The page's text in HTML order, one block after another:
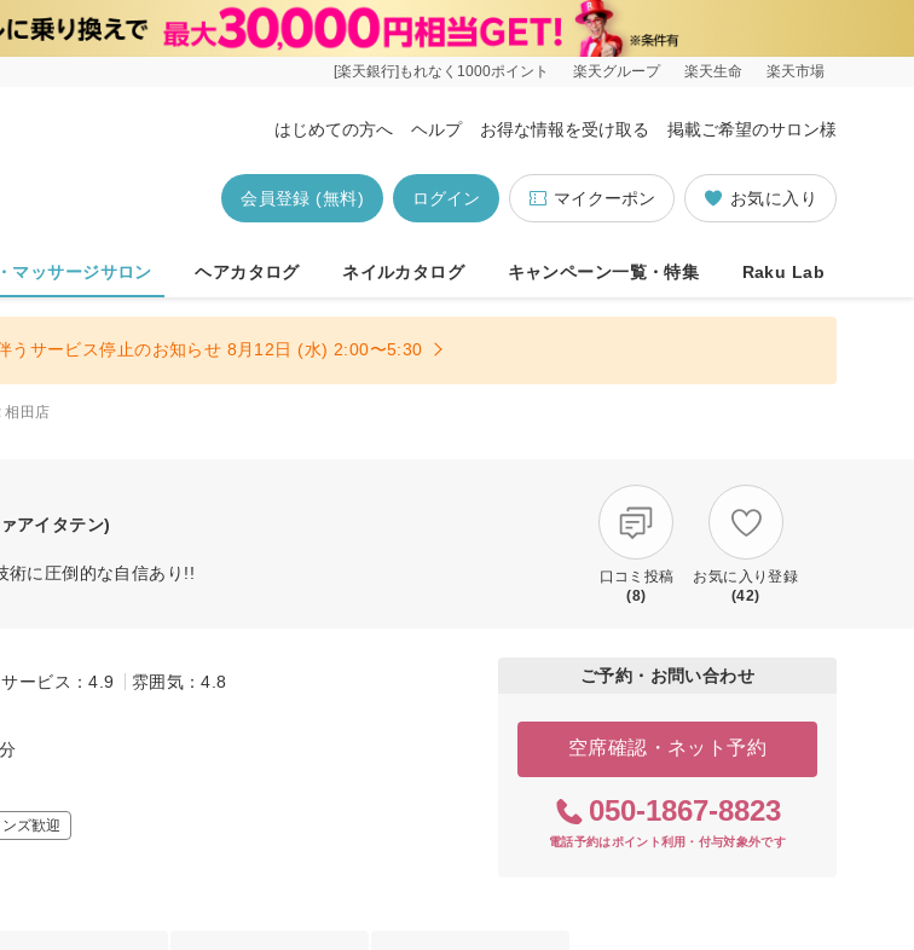
[楽天銀行]もれなく1000ポイント 楽天グループ 楽天生命 楽天市場
はじめての方へ ヘルプ お得な情報を受け取る 掲載ご希望のサロン様
お気に入り
マイクーポン
ログイン
会員登録 (無料)
マッサージサロン ヘアカタログ ネイルカタログ キャンペーン一覧・特集 Raku Lab
うサービス停止のお知らせ 8月12日 (水) 2:00〜5:30
相田店
アイタテン)
に圧倒的な自信あり!!
口コミ投稿
(8)
お気に入り登録
(42)
サービス：4.9
雰囲気：4.8
ンズ歓迎
ご予約・お問い合わせ
空席確認・ネット予約
050-1867-8823
電話予約はポイント利用・付与対象外です